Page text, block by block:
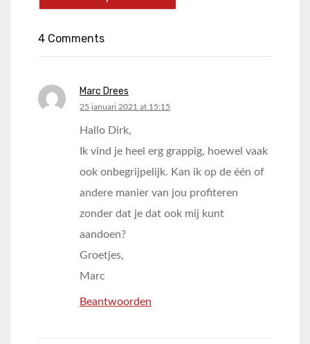
4 Comments
Marc Drees
says:
25 januari 2021 at 15:15
Hallo Dirk,
Ik vind je heel erg grappig, hoewel vaak
ook onbegrijpelijk. Kan ik op de één of
andere manier van jou profiteren
zonder dat je dat ook mij kunt
aandoen?
Groetjes,
Marc
Beantwoorden